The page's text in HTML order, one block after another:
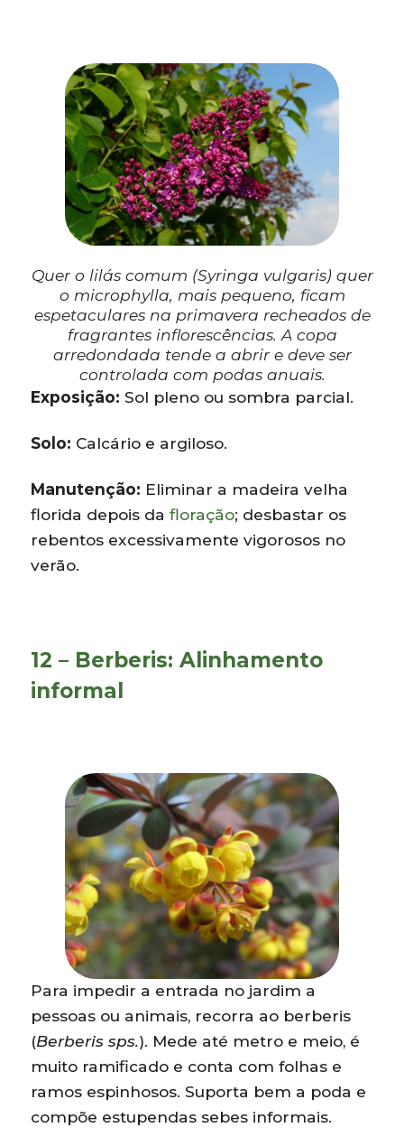
Quer o lilás comum (Syringa vulgaris) quer
o microphylla, mais pequeno, ficam
espetaculares na primavera recheados de
fragrantes inflorescências. A copa
arredondada tende a abrir e deve ser
controlada com podas anuais.
Exposição: Sol pleno ou sombra parcial.
Solo: Calcário e argiloso.
Manutenção: Eliminar a madeira velha
florida depois dafloração; desbastar os
rebentos excessivamente vigorosos no
verão.
12 – Berberis: Alinhamento
informal
Para impedir a entrada no jardim a
pessoas ou animais, recorra ao berberis
(Berberis sps.). Mede até metro e meio, é
muito ramificado e conta com folhas e
ramos espinhosos. Suporta bem a poda e
compõe estupendas sebes informais.